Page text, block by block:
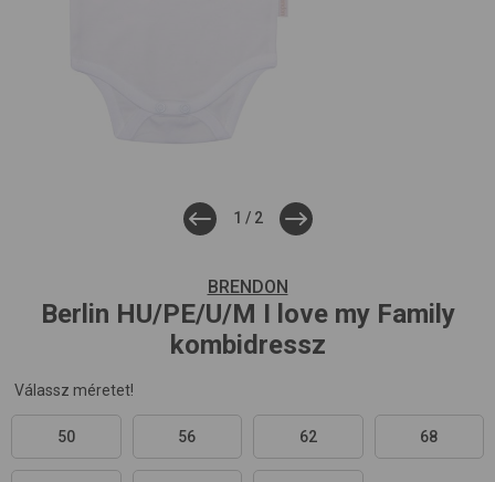
1 / 2
BRENDON
Berlin HU/PE/U/M I love my Family
kombidressz
Válassz méretet!
50 56 62 68